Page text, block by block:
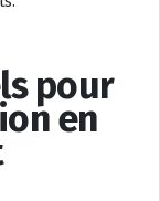
pour
en